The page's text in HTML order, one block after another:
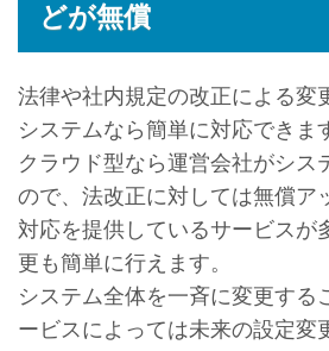
どが無償
法律や社内規定の改正による変
システムなら簡単に対応できま
クラウド型なら運営会社がシス
ので、法改正に対しては無償ア
対応を提供しているサービスが
更も簡単に行えます。
システム全体を一斉に変更する
ービスによっては未来の設定変